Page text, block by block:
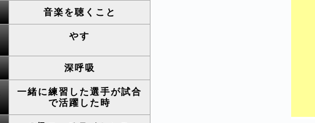
音楽を聴くこと
やす
深呼吸
一緒に練習した選手が試合
で活躍した時